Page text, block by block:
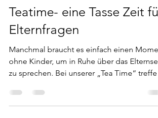
mareikecovella
9. Sept. 2025
1 Min. Lesezeit
Teatime- eine Tasse Zeit für
Elternfragen
Manchmal braucht es einfach einen
zu sprechen. Bei unserer „Tea Time“ treffen
sich...